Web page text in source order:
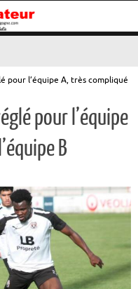
pour l’équipe A, très compliqué
pour l’équipe
B